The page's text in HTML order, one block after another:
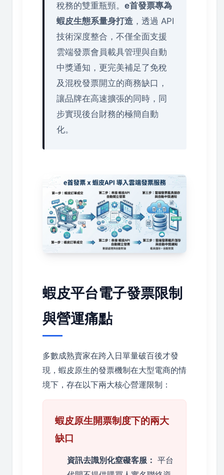
稅務的雙重瓶頸。 e首發票專為
蝦皮生態系量身打造 ，透過 API
技術深度整合，不僅全面支援
雲端發票會員載具管理與自動
中獎通知，更完美補足了免稅
及混稅發票開立的商務缺口，
讓品牌在高速擴張的同時，同
步實現後台財務的極簡自動
化。
蝦皮平台電子發票限制
與營運痛點
多數成熟賣家在跨入日單量破百後才發
現，蝦皮原生的發票機制在大型電商的情
境下，存在以下兩大核心營運限制：
蝦皮原生開票制度下的兩大
缺口
資訊去識別化窒礙客服： 平台